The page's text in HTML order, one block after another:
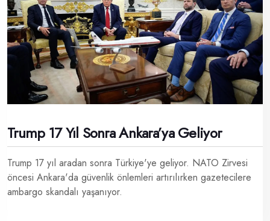
Trump 17 Yıl Sonra Ankara’ya Geliyor
Trump 17 yıl aradan sonra Türkiye'ye geliyor. NATO Zirvesi
öncesi Ankara'da güvenlik önlemleri artırılırken gazetecilere
ambargo skandalı yaşanıyor.